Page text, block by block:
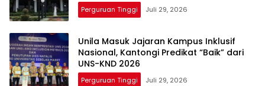
Perguruan Tinggi Juli 29, 2026
Unila Masuk Jajaran Kampus Inklusif
Nasional, Kantongi Predikat “Baik” dari
UNS-KND 2026
Perguruan Tinggi Juli 29, 2026